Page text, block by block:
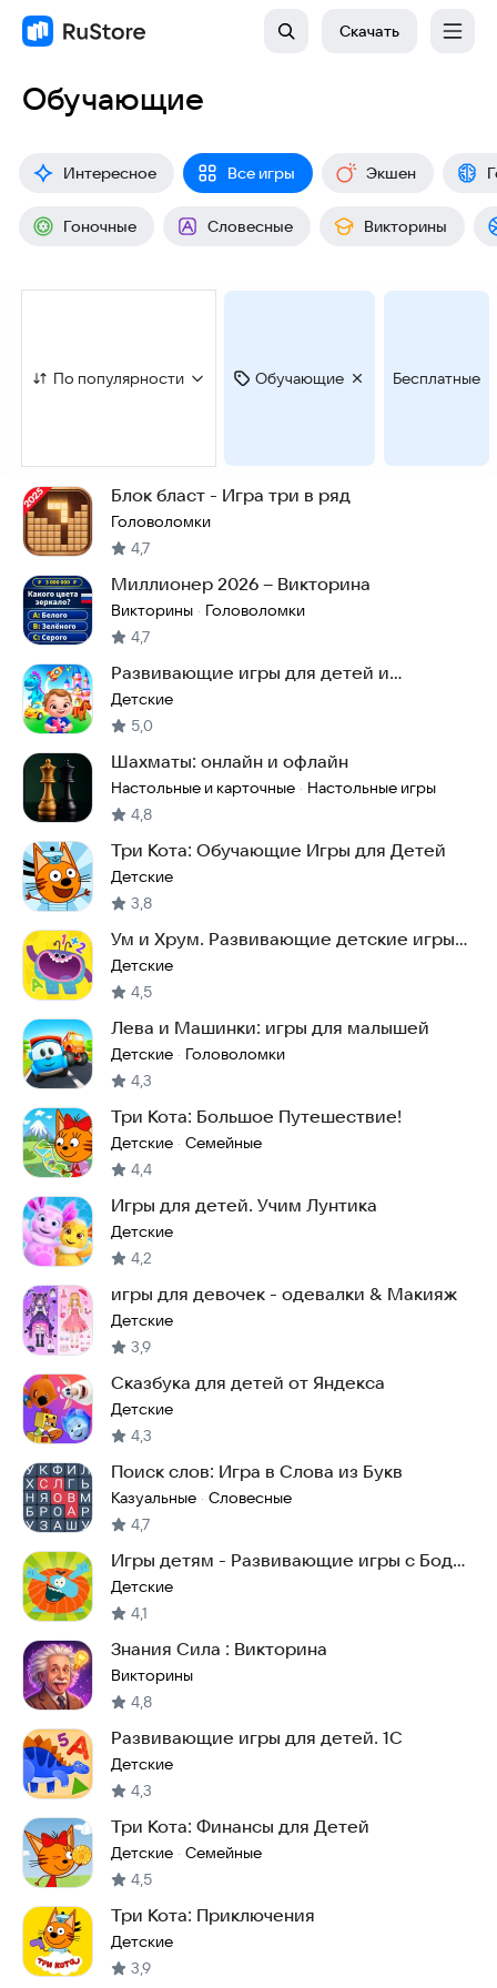
Скачать
Обучающие
Интересное Все игры Экшен
Гоночные Словесные Викторины
По популярности Обучающие Бесплатные
Блок бласт - Игра три в ряд
Головоломки
4,7
Миллионер 2026 – Викторина
Викторины · Головоломки
4,7
Развивающие игры для детей и
малышей 2, 3, 4 лет
Детские
5,0
Шахматы: онлайн и офлайн
Настольные и карточные · Настольные игры
4,8
Три Кота: Обучающие Игры для Детей
Детские
3,8
Ум и Хрум. Развивающие детские игры
от 2 лет
Детские
4,5
Лева и Машинки: игры для малышей
Детские · Головоломки
4,3
Три Кота: Большое Путешествие!
Детские · Семейные
4,4
Игры для детей. Учим Лунтика
Детские
4,2
игры для девочек - одевалки & Макияж
Детские
3,9
Сказбука для детей от Яндекса
Детские
4,3
Поиск слов: Игра в Слова из Букв
Казуальные · Словесные
4,7
Игры детям - Развивающие игры с Бодо
Бородо
Детские
4,1
Знания Сила : Викторина
Викторины
4,8
Развивающие игры для детей. 1С
Детские
4,3
Три Кота: Финансы для Детей
Детские · Семейные
4,5
Три Кота: Приключения
Детские
3,9